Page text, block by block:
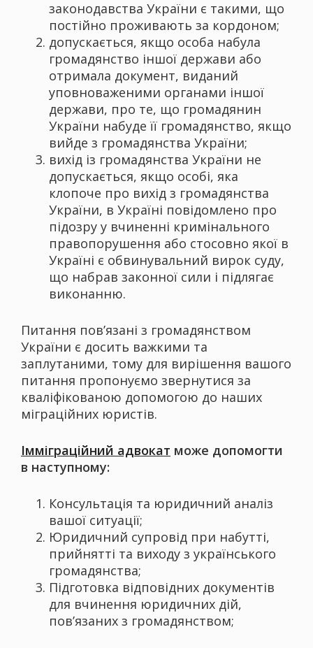
законодавства України є такими, що
постійно проживають за кордоном;
допускається, якщо особа набула
громадянство іншої держави або
отримала документ, виданий
уповноваженими органами іншої
держави, про те, що громадянин
України набуде її громадянство, якщо
вийде з громадянства України;
вихід із громадянства України не
допускається, якщо особі, яка
клопоче про вихід з громадянства
України, в Україні повідомлено про
підозру у вчиненні кримінального
правопорушення або стосовно якої в
Україні є обвинувальний вирок суду,
що набрав законної сили і підлягає
виконанню.
Питання повʼязані з громадянством
України є досить важкими та
заплутаними, тому для вирішення вашого
питання пропонуємо звернутися за
кваліфікованою допомогою до наших
міграційних юристів.
Імміграційний адвокат може допомогти
в наступному:
Консультація та юридичний аналіз
вашої ситуації;
Юридичний супровід при набутті,
прийнятті та виходу з українського
громадянства;
Підготовка відповідних документів
для вчинення юридичних дій,
повʼязаних з громадянством;